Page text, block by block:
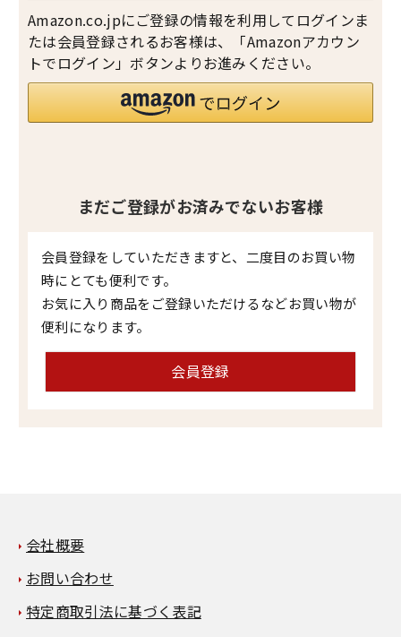
Amazon.co.jpにご登録の情報を利用してログインま
たは会員登録されるお客様は、「Amazonアカウン
トでログイン」ボタンよりお進みください。
まだご登録がお済みでないお客様
会員登録をしていただきますと、二度目のお買い物
時にとても便利です。
お気に入り商品をご登録いただけるなどお買い物が
便利になります。
会員登録
会社概要
お問い合わせ
特定商取引法に基づく表記